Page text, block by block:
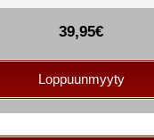
39,95€
Loppuunmyyty